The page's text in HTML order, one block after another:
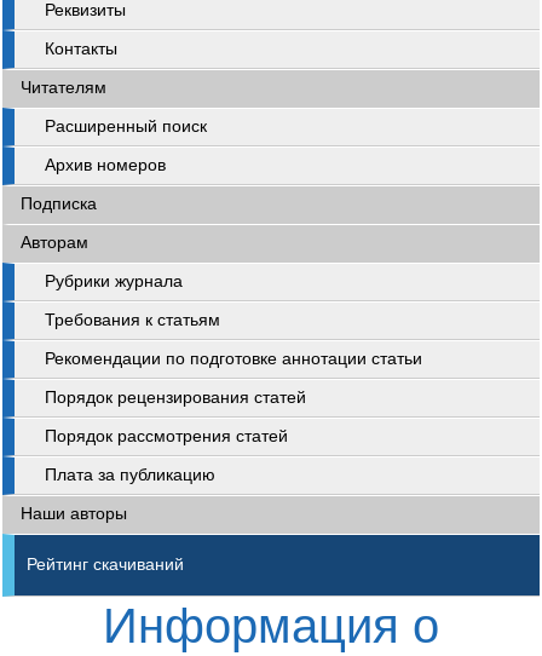
Реквизиты
Контакты
Читателям
Расширенный поиск
Архив номеров
Подписка
Авторам
Рубрики журнала
Требования к статьям
Рекомендации по подготовке аннотации статьи
Порядок рецензирования статей
Порядок рассмотрения статей
Плата за публикацию
Наши авторы
Рейтинг скачиваний
Информация о